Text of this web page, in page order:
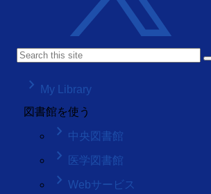
keyboard_arrow_right
My Library
図書館を使う
keyboard_arrow_right 中央図書館
keyboard_arrow_right 医学図書館
keyboard_arrow_right Webサービス